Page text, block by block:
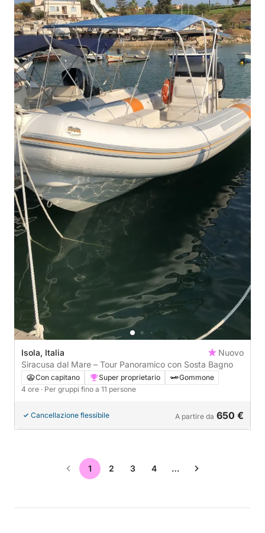
Isola, Italia
Nuovo
Siracusa dal Mare – Tour Panoramico con Sosta Bagno
Con capitano Super proprietario
Gommone
4 ore · Per gruppi fino a 11 persone
Cancellazione flessibile A partire da 650 €
1 2 3 4 …